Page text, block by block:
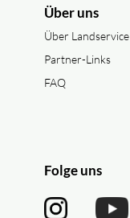
Über uns
Über Landservice
Partner-Links
FAQ
Folge uns